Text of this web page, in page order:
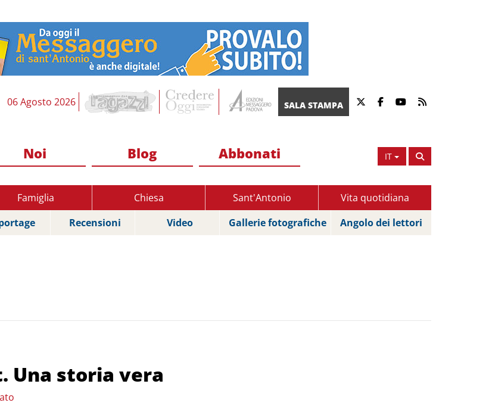
06 Agosto 2026 SALA STAMPA
IT
Noi Blog Abbonati
Famiglia Chiesa Sant'Antonio
Vita quotidiana
Recensioni Video Gallerie fotografiche Angolo dei lettori
Una storia vera